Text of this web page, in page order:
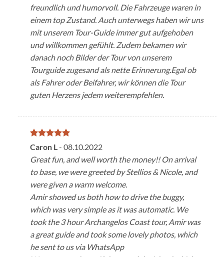
freundlich und humorvoll. Die Fahrzeuge waren in
einem top Zustand. Auch unterwegs haben wir uns
mit unserem Tour-Guide immer gut aufgehoben
und willkommen gefühlt. Zudem bekamen wir
danach noch Bilder der Tour von unserem
Tourguide zugesand als nette Erinnerung.Egal ob
als Fahrer oder Beifahrer, wir können die Tour
guten Herzens jedem weiterempfehlen.
Note5 sur
5
Caron L- 08.10.2022
Great fun, and well worth the money!! On arrival
to base, we were greeted by Stellios & Nicole, and
were given a warm welcome.
Amir showed us both how to drive the buggy,
which was very simple as it was automatic. We
took the 3 hour Archangelos Coast tour, Amir was
a great guide and took some lovely photos, which
he sent to us via WhatsApp